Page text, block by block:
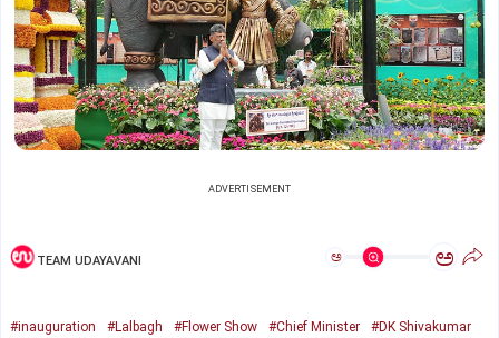
ADVERTISEMENT
TEAM UDAYAVANI ಅ ಅ
#inauguration #Lalbagh #Flower Show #Chief Minister
#DK Shivakumar